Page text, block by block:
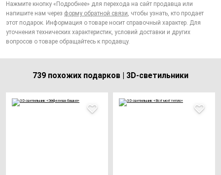
Нажмите кнопку «Подробнее» для перехода на сайт продавца или
напишите нам через форму обратной связи, чтобы узнать, кто продает
этот подарок. Информация о товаре носит справочный характер. Для
уточнения технических характеристик, условий доставки и других
вопросов о товаре обращайтесь к продавцу.
739 похожих подарков | 3D-светильники